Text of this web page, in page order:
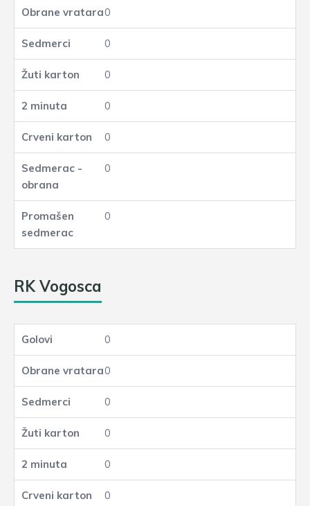
0
0
0
0
0
0
0
RK Vogosca
0
0
0
0
0
0